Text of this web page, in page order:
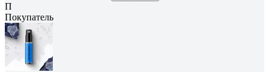
П
Покупатель